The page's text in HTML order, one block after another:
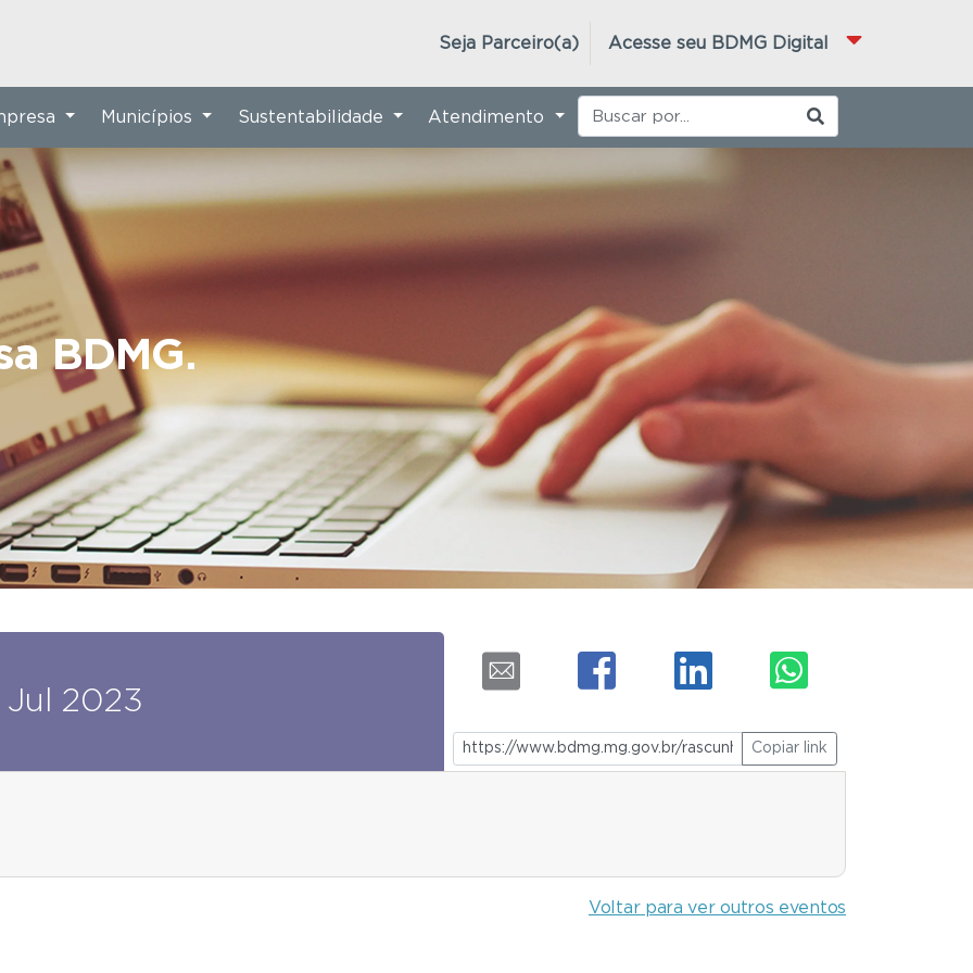
Acesse seu BDMG Digital
Seja Parceiro(a)
BDMG.
Municípios Sustentabilidade Atendimento
Jul 2023
Copiar link
Voltar para ver outros eventos